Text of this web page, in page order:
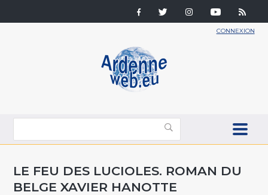
CONNEXION
LE FEU DES LUCIOLES. ROMAN DU
BELGE XAVIER HANOTTE